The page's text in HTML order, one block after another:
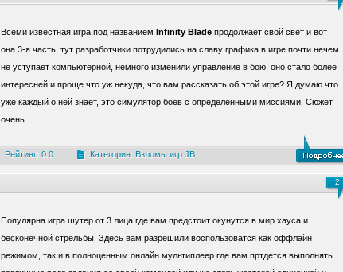
Всеми известная игра под названием Infinity Blade продолжает свой свет и вот
она 3-я часть, тут разработчики потрудились на славу графика в игре почти нечем
не уступает компьютерной, немного изменили управление в бою, оно стало более
интересней и проще что уж некуда, что вам рассказать об этой игре? Я думаю что
уже каждый о ней знает, это симулятор боев с определенными миссиями. Сюжет
очень ...
Рейтинг: 0.0 Категория: Взломы игр JB
2
Популярна игра шутер от 3 лица где вам предстоит окунутся в мир хауса и
бесконечной стрельбы. Здесь вам разрешили воспользоватся как оффлайн
режимом, так и в полноценным онлайн мультиплеер где вам пртдется выполнять